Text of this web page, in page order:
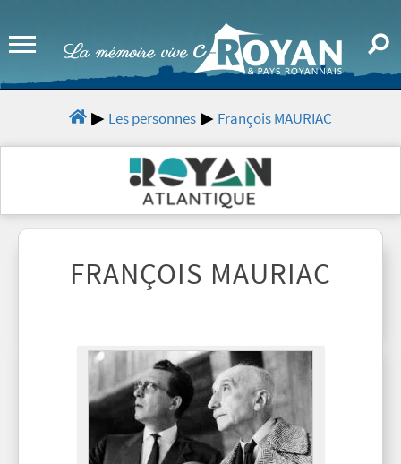
Les personnes François MAURIAC
FRANÇOIS MAURIAC